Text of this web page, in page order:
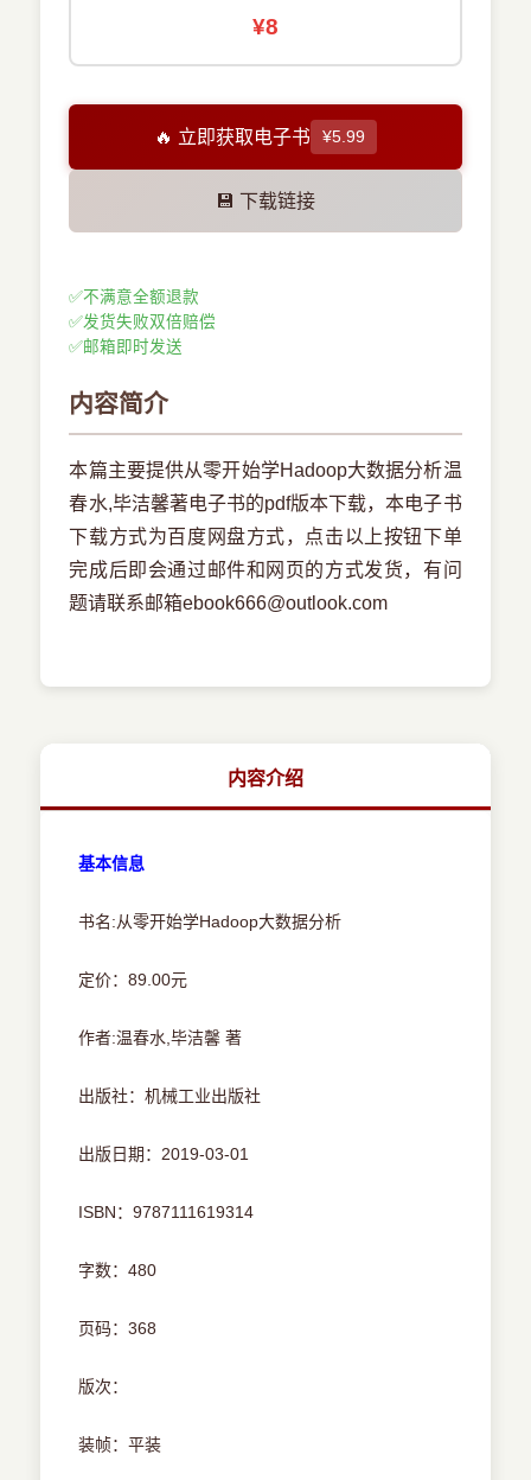
¥8
🔥 立即获取电子书 ¥5.99
💾 下载链接
✅不满意全额退款
✅发货失败双倍赔偿
✅邮箱即时发送
内容简介
本篇主要提供从零开始学Hadoop大数据分析温
春水,毕洁馨著电子书的pdf版本下载，本电子书
下载方式为百度网盘方式，点击以上按钮下单
完成后即会通过邮件和网页的方式发货，有问
题请联系邮箱ebook666@outlook.com
内容介绍
基本信息
书名:从零开始学Hadoop大数据分析
定价：89.00元
作者:温春水,毕洁馨 著
出版社：机械工业出版社
出版日期：2019-03-01
ISBN：9787111619314
字数：480
页码：368
版次：
装帧：平装